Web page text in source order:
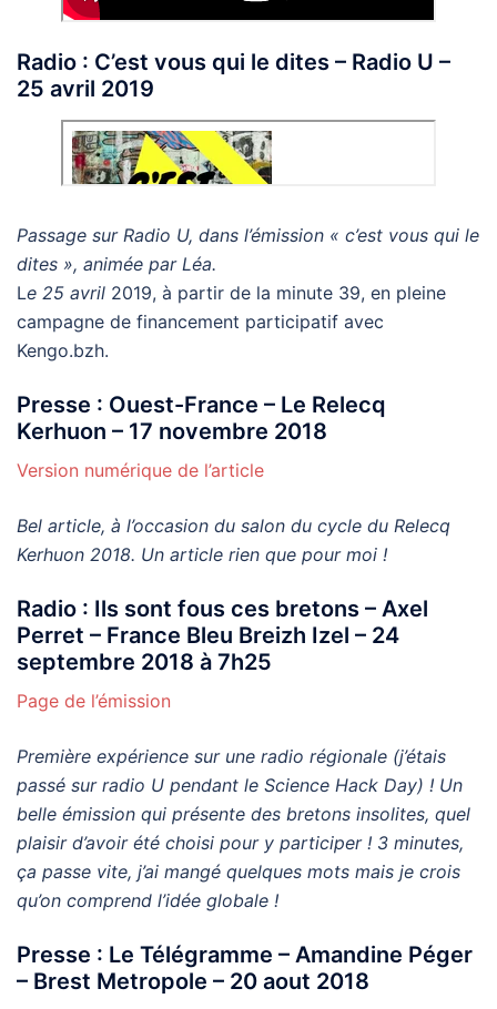
Radio : C’est vous qui le dites – Radio U –
25 avril 2019
Passage sur Radio U, dans l’émission « c’est vous qui le
dites », animée par Léa.
Le 25 avril 2019, à partir de la minute 39, en pleine
campagne de financement participatif avec
Kengo.bzh.
Presse : Ouest-France – Le Relecq
Kerhuon – 17 novembre 2018
Version numérique de l’article
Bel article, à l’occasion du salon du cycle du Relecq
Kerhuon 2018. Un article rien que pour moi !
Radio : Ils sont fous ces bretons – Axel
Perret – France Bleu Breizh Izel – 24
septembre 2018 à 7h25
Page de l’émission
Première expérience sur une radio régionale (j’étais
passé sur radio U pendant le Science Hack Day) ! Un
belle émission qui présente des bretons insolites, quel
plaisir d’avoir été choisi pour y participer ! 3 minutes,
ça passe vite, j’ai mangé quelques mots mais je crois
qu’on comprend l’idée globale !
Presse : Le Télégramme – Amandine Péger
– Brest Metropole – 20 aout 2018